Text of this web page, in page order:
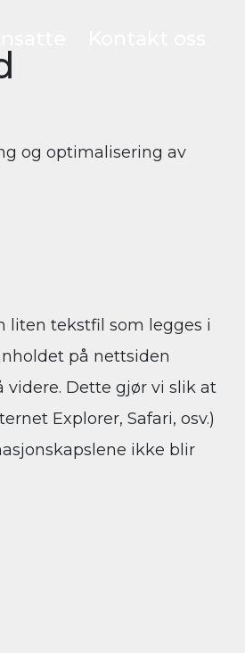
og optimalisering av
liten tekstfil som legges i
på nettsiden
Dette gjør vi slik at
Explorer, Safari, osv.)
ikke blir